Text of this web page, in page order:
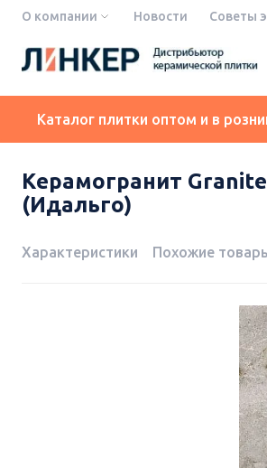
О компании Новости Советы
Каталог плитки оптом и в
Керамогранит
(Идальго)
Характеристики Похожие